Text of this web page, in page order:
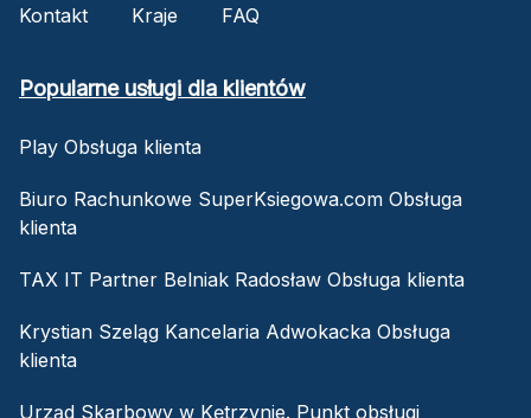
Kontakt
Kraje FAQ
Popularne usługi dla klientów
Play Obsługa klienta
Biuro Rachunkowe SuperKsiegowa.com Obsługa
klienta
TAX IT Partner Belniak Radosław Obsługa klienta
Krystian Szeląg Kancelaria Adwokacka Obsługa
klienta
Urząd Skarbowy w Kętrzynie. Punkt obsługi